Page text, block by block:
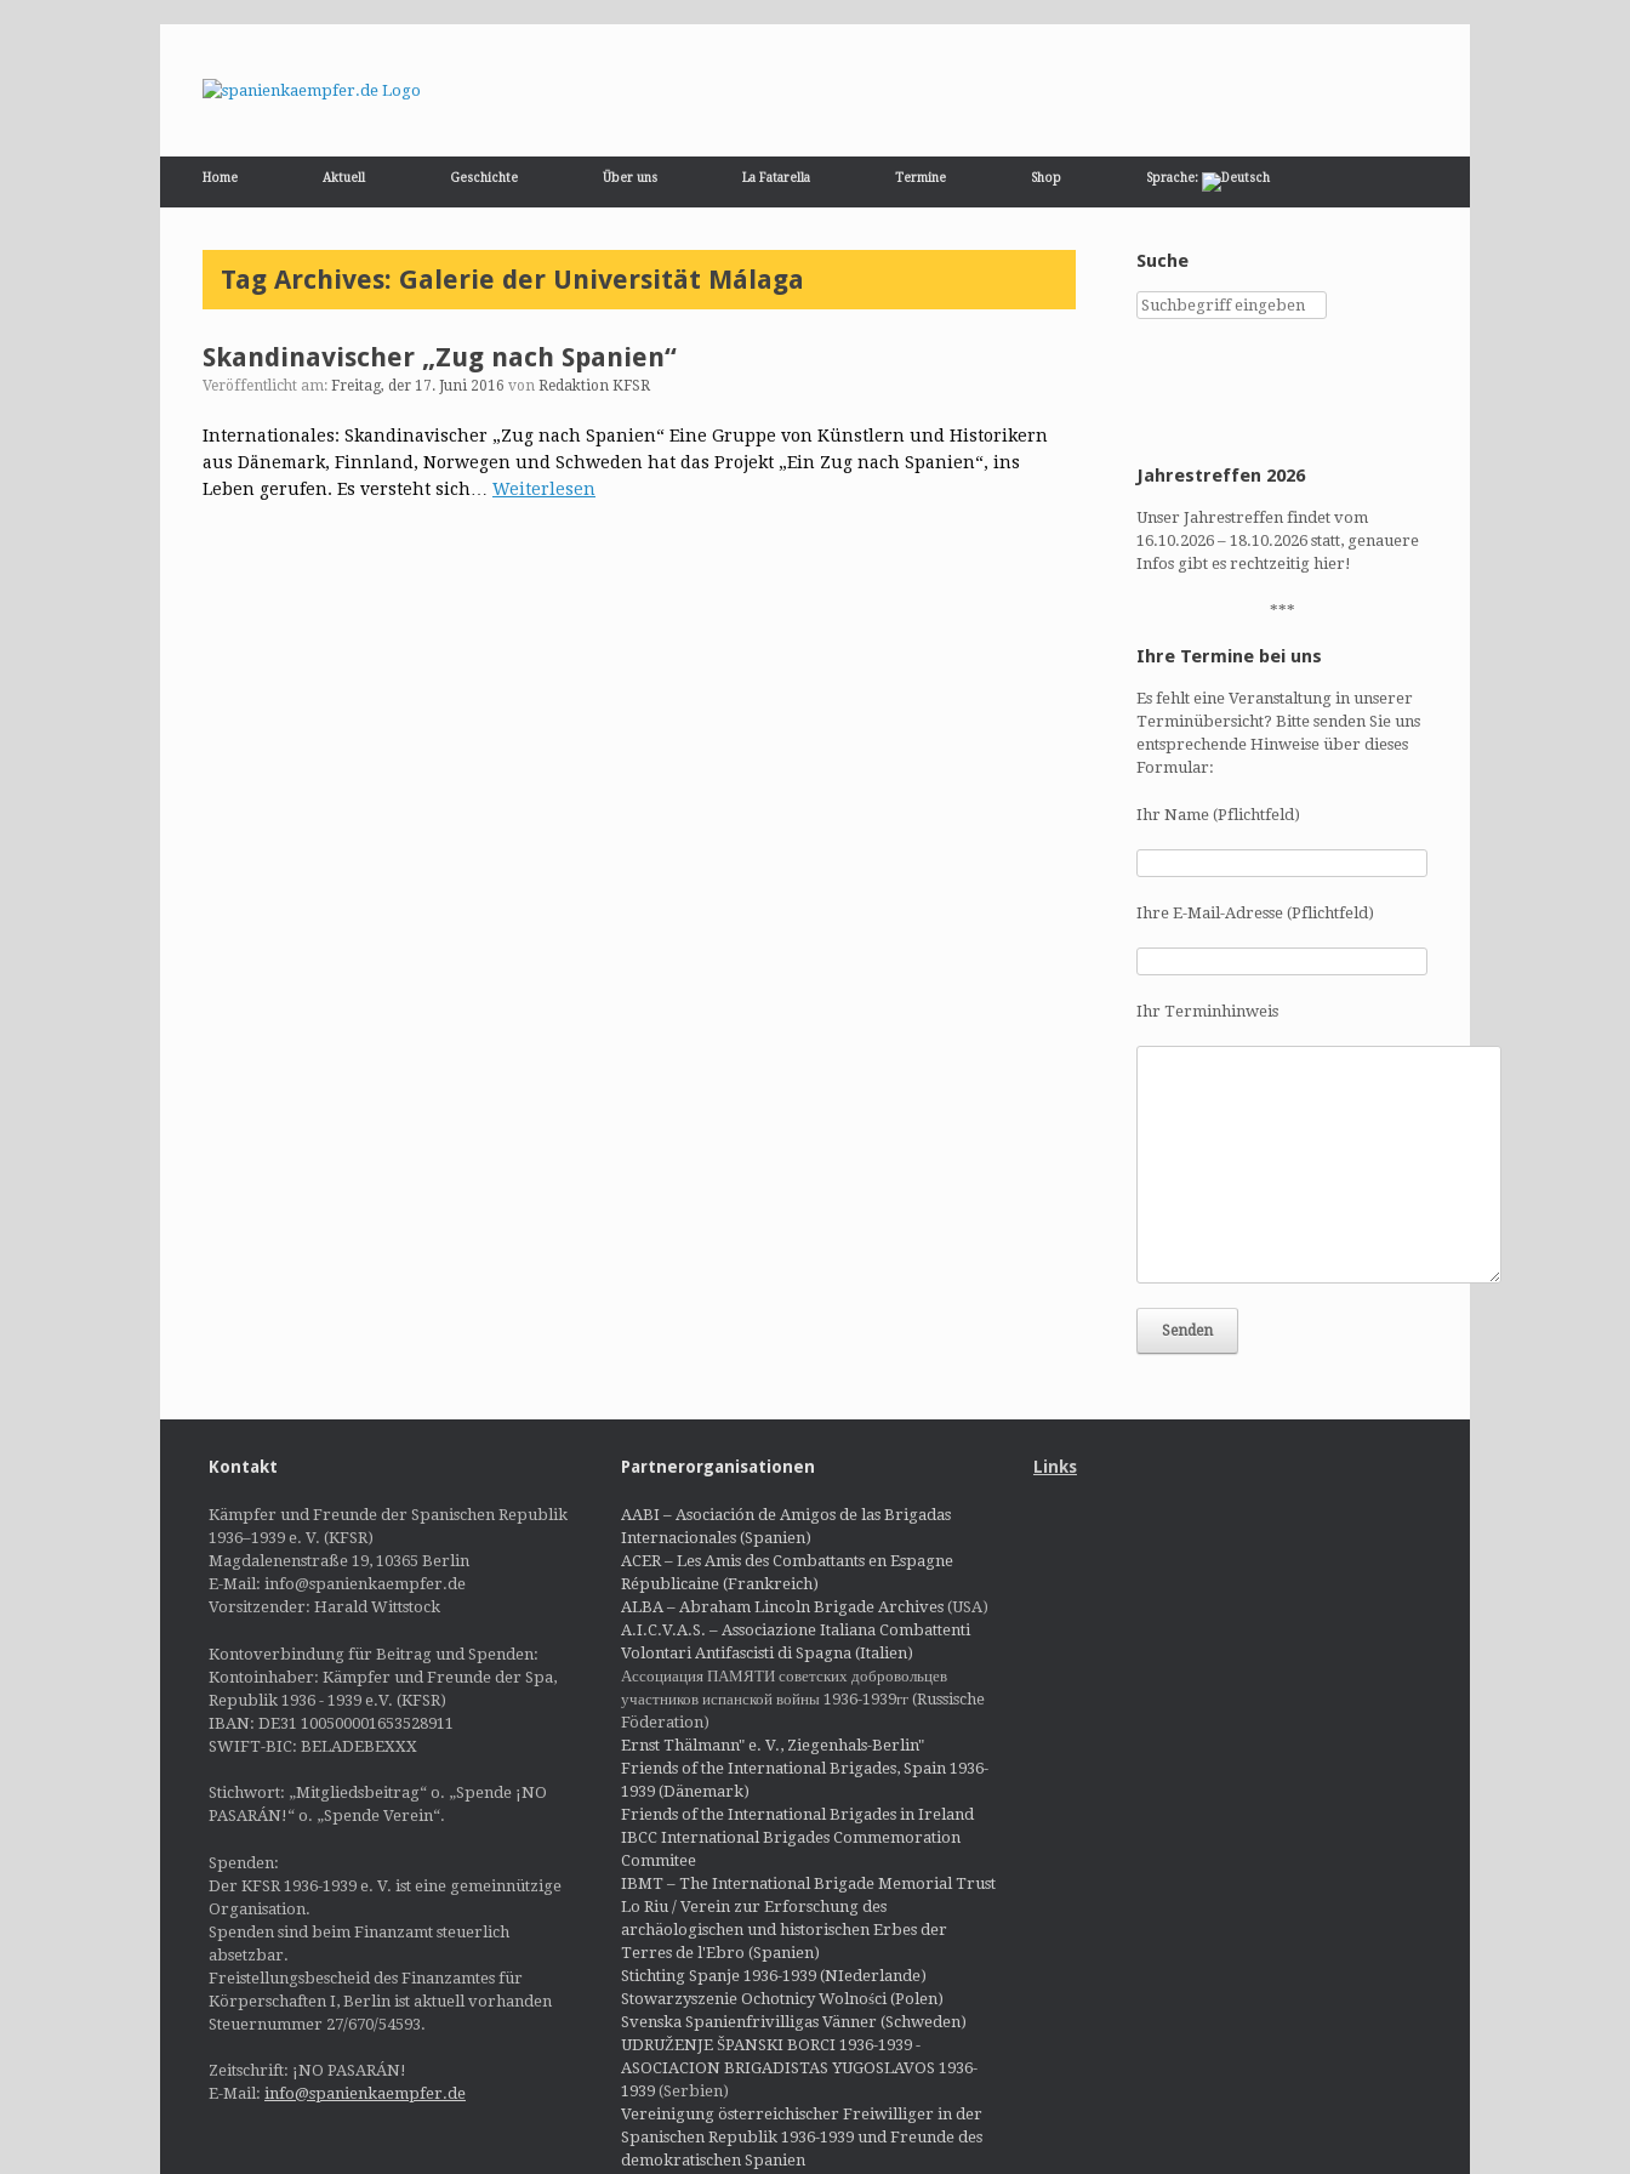
Home Aktuell Geschichte Über uns La Fatarella Termine Shop Sprache:
Tag Archives: Galerie der Universität Málaga
Skandinavischer „Zug nach Spanien“
Veröffentlicht am: Freitag, der 17. Juni 2016 von Redaktion KFSR
Internationales: Skandinavischer „Zug nach Spanien“ Eine Gruppe von Künstlern und Historikern
aus Dänemark, Finnland, Norwegen und Schweden hat das Projekt „Ein Zug nach Spanien“, ins
Leben gerufen. Es versteht sich… Weiterlesen
Suche
Jahrestreffen 2026
Unser Jahrestreffen findet vom
16.10.2026 – 18.10.2026 statt, genauere
Infos gibt es rechtzeitig hier!
***
Ihre Termine bei uns
Es fehlt eine Veranstaltung in unserer
Terminübersicht? Bitte senden Sie uns
entsprechende Hinweise über dieses
Formular:
Ihr Name (Pflichtfeld)
Ihre E-Mail-Adresse (Pflichtfeld)
Ihr Terminhinweis
Kontakt
Kämpfer und Freunde der Spanischen Republik
1936–1939 e. V. (KFSR)
Magdalenenstraße 19, 10365 Berlin
E-Mail: info@spanienkaempfer.de
Vorsitzender: Harald Wittstock
Kontoverbindung für Beitrag und Spenden:
Kontoinhaber: Kämpfer und Freunde der Spa,
Republik 1936 - 1939 e.V. (KFSR)
IBAN: DE31 100500001653528911
SWIFT-BIC: BELADEBEXXX
Stichwort: „Mitgliedsbeitrag“ o. „Spende ¡NO
PASARÁN!“ o. „Spende Verein“.
Spenden:
Der KFSR 1936-1939 e. V. ist eine gemeinnützige
Organisation.
Spenden sind beim Finanzamt steuerlich
absetzbar.
Freistellungsbescheid des Finanzamtes für
Körperschaften I, Berlin ist aktuell vorhanden
Steuernummer 27/670/54593.
Zeitschrift: ¡NO PASARÁN!
E-Mail: info@spanienkaempfer.de
Partnerorganisationen
AABI – Asociación de Amigos de las Brigadas
Internacionales (Spanien)
ACER – Les Amis des Combattants en Espagne
Républicaine (Frankreich)
ALBA – Abraham Lincoln Brigade Archives(USA)
A.I.C.V.A.S. – Associazione Italiana Combattenti
Volontari Antifascisti di Spagna (Italien)
Ассоциация ПАМЯТИ советских добровольцев
участников испанской войны 1936-1939гг (Russische
Föderation)
Ernst Thälmann" e. V., Ziegenhals-Berlin"
Friends of the International Brigades, Spain 1936-
1939 (Dänemark)
Friends of the International Brigades in Ireland
IBCC International Brigades Commemoration
Commitee
IBMT – The International Brigade Memorial Trust
Lo Riu / Verein zur Erforschung des
archäologischen und historischen Erbes der
Terres de l'Ebro (Spanien)
Stichting Spanje 1936-1939 (NIederlande)
Stowarzyszenie Ochotnicy Wolności (Polen)
Svenska Spanienfrivilligas Vänner (Schweden)
UDRUŽENJE ŠPANSKI BORCI 1936-1939 -
ASOCIACION BRIGADISTAS YUGOSLAVOS 1936-
1939(Serbien)
Vereinigung österreichischer Freiwilliger in der
Spanischen Republik 1936-1939 und Freunde des
demokratischen Spanien
Links